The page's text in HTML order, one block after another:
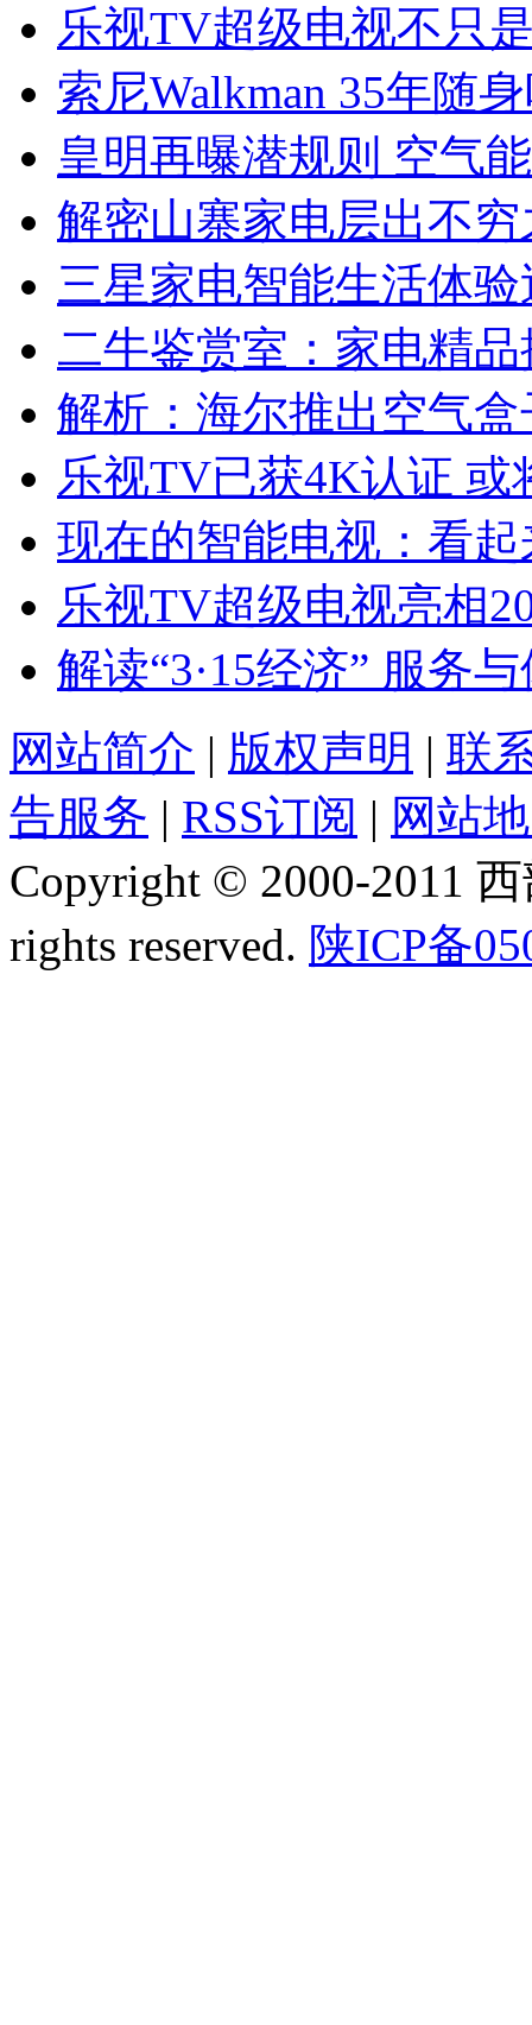
乐视TV超级电视不只
索尼Walkman 35年随
皇明再曝潜规则 空气
解密山寨家电层出不穷
三星家电智能生活体
二牛鉴赏室：家电精品
解析：海尔推出空气
乐视TV已获4K认证 或
现在的智能电视：看
乐视TV超级电视亮相
解读“3·15经济” 服务
网站简介 | 版权声明 | 联
告服务 | RSS订阅 | 网站
Copyright © 2000-2011
rights reserved. 陕ICP备